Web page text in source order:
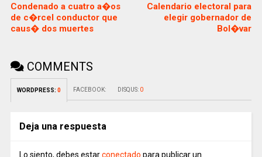
Condenado a cuatro a�os
de c�rcel conductor que
caus� dos muertes
Calendario electoral para
elegir gobernador de
Bol�var
COMMENTS
WORDPRESS: 0 FACEBOOK: DISQUS: 0
Deja una respuesta
Lo siento, debes estarconectado para publicar un